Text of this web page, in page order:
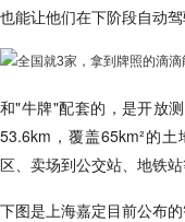
也能让他们在下阶段自动
和"牛牌"配套的，是开放
53.6km，覆盖65km²的
区、卖场到公交站、地铁站
下图是上海嘉定目前公布